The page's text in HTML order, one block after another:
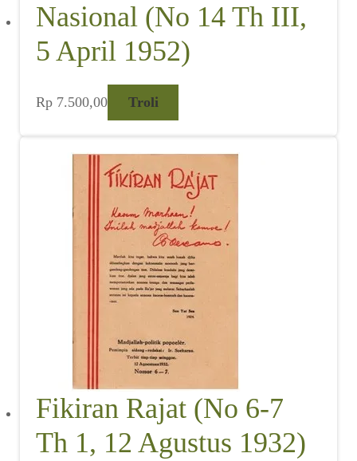
Nasional (No 14 Th III,
5 April 1952)
Rp 7.500,00 Troli
Fikiran Rajat (No 6-7
Th 1, 12 Agustus 1932)